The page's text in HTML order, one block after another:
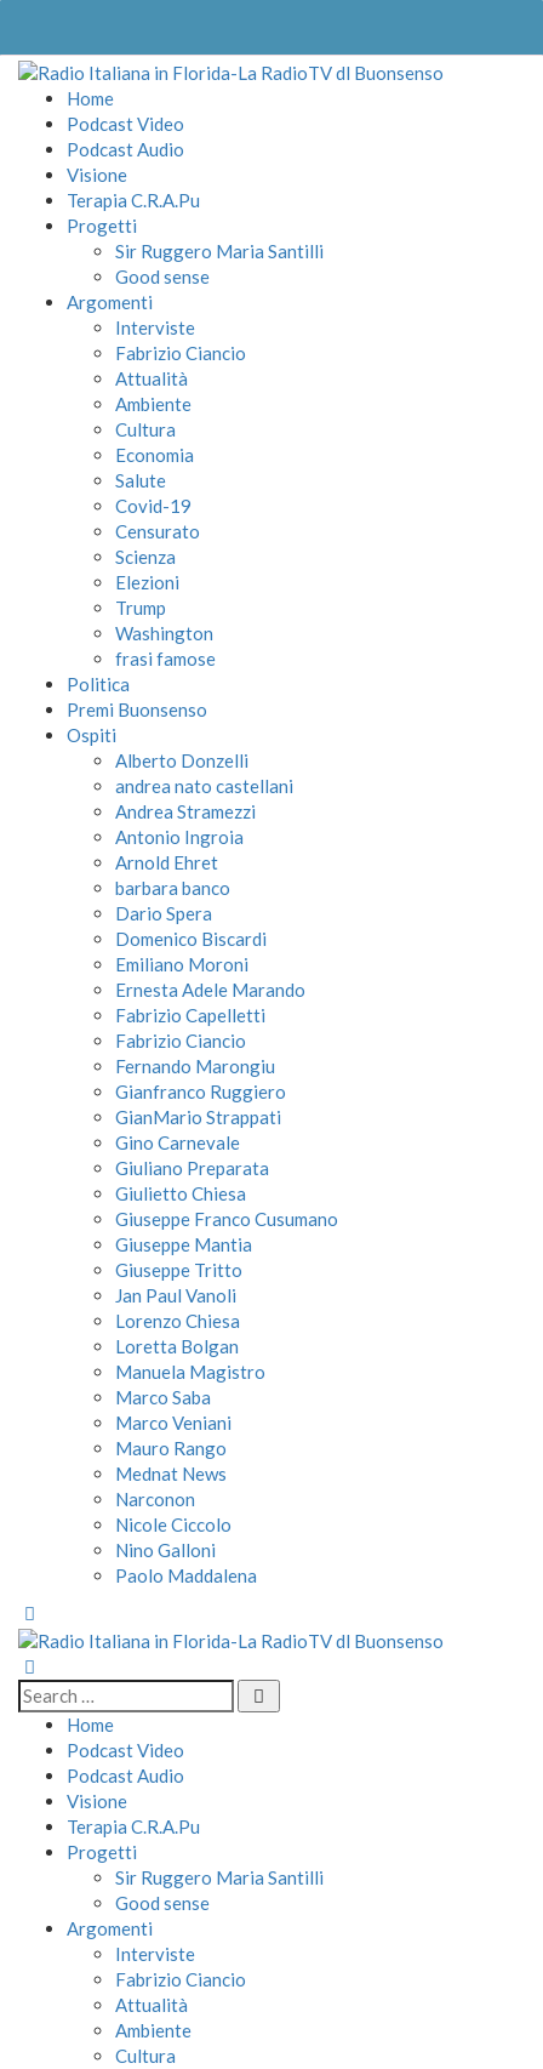
Home
Podcast Video
Podcast Audio
Visione
Terapia C.R.A.Pu
Progetti
Sir Ruggero Maria Santilli
Good sense
Argomenti
Interviste
Fabrizio Ciancio
Attualità
Ambiente
Cultura
Economia
Salute
Covid-19
Censurato
Scienza
Elezioni
Trump
Washington
frasi famose
Politica
Premi Buonsenso
Ospiti
Alberto Donzelli
andrea nato castellani
Andrea Stramezzi
Antonio Ingroia
Arnold Ehret
barbara banco
Dario Spera
Domenico Biscardi
Emiliano Moroni
Ernesta Adele Marando
Fabrizio Capelletti
Fabrizio Ciancio
Fernando Marongiu
Gianfranco Ruggiero
GianMario Strappati
Gino Carnevale
Giuliano Preparata
Giulietto Chiesa
Giuseppe Franco Cusumano
Giuseppe Mantia
Giuseppe Tritto
Jan Paul Vanoli
Lorenzo Chiesa
Loretta Bolgan
Manuela Magistro
Marco Saba
Marco Veniani
Mauro Rango
Mednat News
Narconon
Nicole Ciccolo
Nino Galloni
Paolo Maddalena
Home
Podcast Video
Podcast Audio
Visione
Terapia C.R.A.Pu
Progetti
Sir Ruggero Maria Santilli
Good sense
Argomenti
Interviste
Fabrizio Ciancio
Attualità
Ambiente
Cultura